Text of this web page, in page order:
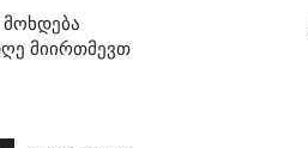
მიირთმევთ